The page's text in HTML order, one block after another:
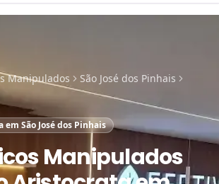
Manipulados
São José dos Pinhais
São José dos Pinhais
Manipulados